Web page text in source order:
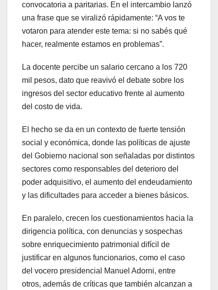
convocatoria a paritarias. En el intercambio lanzó
una frase que se viralizó rápidamente: “A vos te
votaron para atender este tema: si no sabés qué
hacer, realmente estamos en problemas”.
La docente percibe un salario cercano a los 720
mil pesos, dato que reavivó el debate sobre los
ingresos del sector educativo frente al aumento
del costo de vida.
El hecho se da en un contexto de fuerte tensión
social y económica, donde las políticas de ajuste
del Gobierno nacional son señaladas por distintos
sectores como responsables del deterioro del
poder adquisitivo, el aumento del endeudamiento
y las dificultades para acceder a bienes básicos.
En paralelo, crecen los cuestionamientos hacia la
dirigencia política, con denuncias y sospechas
sobre enriquecimiento patrimonial difícil de
justificar en algunos funcionarios, como el caso
del vocero presidencial Manuel Adorni, entre
otros, además de críticas que también alcanzan a